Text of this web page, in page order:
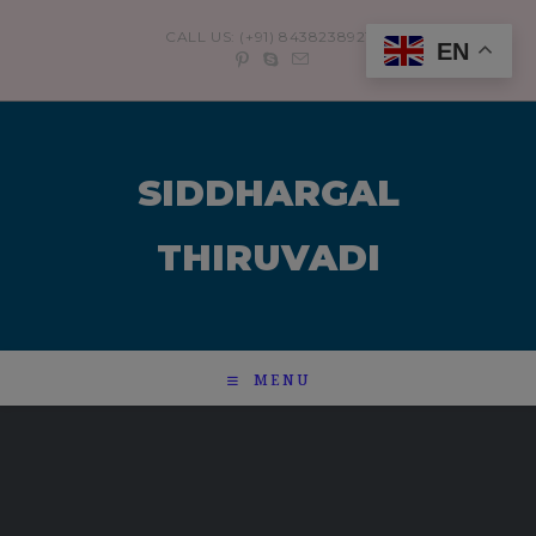
CALL US: (+91) 8438238921
SIDDHARGAL
THIRUVADI
MENU
EN